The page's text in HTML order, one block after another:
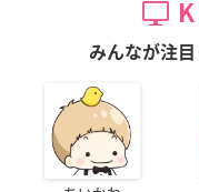
みんなが注